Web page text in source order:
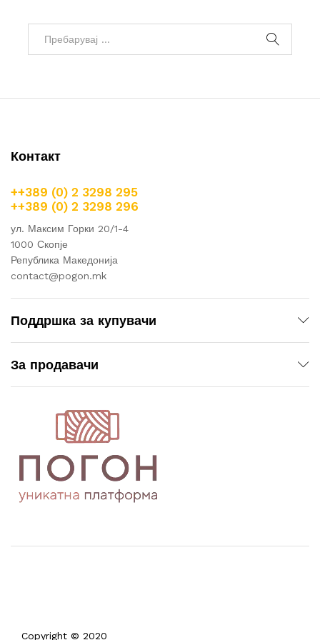
Контакт
++389 (0) 2 3298 295
++389 (0) 2 3298 296
ул. Максим Горки 20/1-4
1000 Скопје
Република Македонија
contact@pogon.mk
Поддршка за купувачи
За продавачи
Copyright © 2020